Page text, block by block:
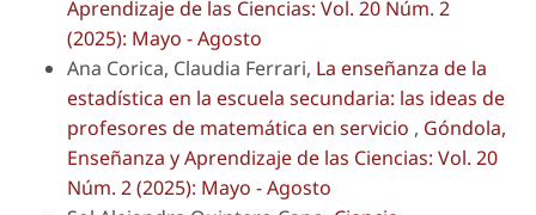
Aprendizaje de las Ciencias: Vol. 20 Núm. 2
(2025): Mayo - Agosto
Ana Corica, Claudia Ferrari, La enseñanza de la
estadística en la escuela secundaria: las ideas de
profesores de matemática en servicio , Góndola,
Enseñanza y Aprendizaje de las Ciencias: Vol. 20
Núm. 2 (2025): Mayo - Agosto